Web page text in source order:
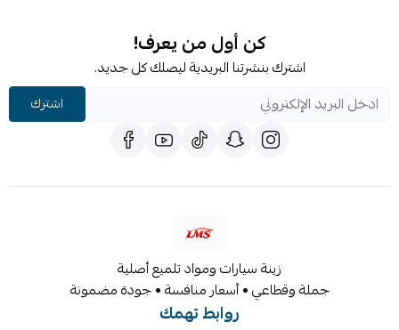
كن أول من يعرف!
اشترك بنشرتنا البريدية ليصلك كل جديد.
اشترك
زينة سيارات ومواد تلميع أصلية
جملة وقطاعي • أسعار منافسة • جودة مضمونة
روابط تهمك